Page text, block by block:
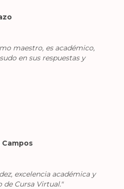
maestro, es académico,
en sus respuestas y
excelencia académica y
de Cursa Virtual."